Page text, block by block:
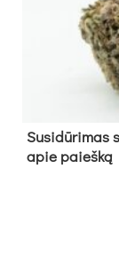
Su­si­dū­ri­mas
apie paieš­ką